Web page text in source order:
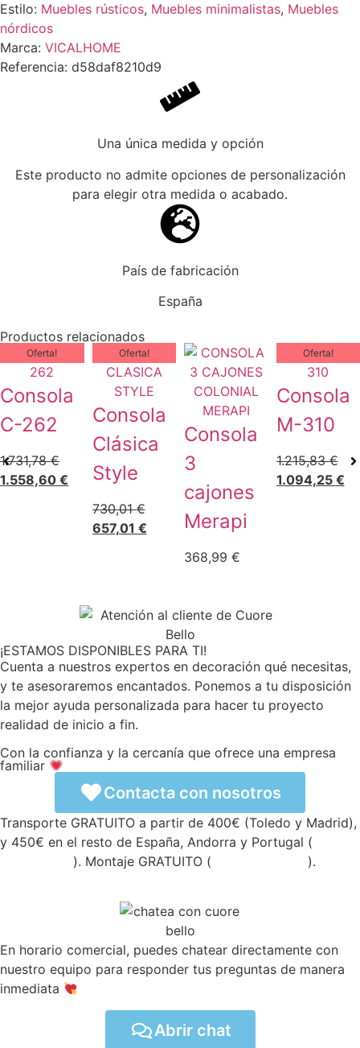
Estilo: Muebles rústicos, Muebles minimalistas, Muebles
nórdicos
Marca: VICALHOME
Referencia: d58daf8210d9
Una única medida y opción
Este producto no admite opciones de personalización
para elegir otra medida o acabado.
País de fabricación
España
Productos relacionados
Oferta!
Consola
C-262
1.731,78€
1.558,60 €
Oferta!
Consola
Clásica
Style
730,01€
657,01 €
Consola
3
cajones
Merapi
368,99 €
Oferta!
Consola
M-310
1.215,83€
1.094,25 €
¡ESTAMOS DISPONIBLES PARA TI!
Cuenta a nuestros expertos en decoración qué necesitas,
y te asesoraremos encantados. Ponemos a tu disposición
la mejor ayuda personalizada para hacer tu proyecto
realidad de inicio a fin.
Con la confianza y la cercanía que ofrece una empresa
familiar
Contacta con nosotros
Transporte GRATUITO a partir de 400€ (Toledo y Madrid),
y 450€ en el resto de España, Andorra y Portugal (
). Montaje GRATUITO ( ).
En horario comercial, puedes chatear directamente con
nuestro equipo para responder tus preguntas de manera
inmediata
Abrir chat